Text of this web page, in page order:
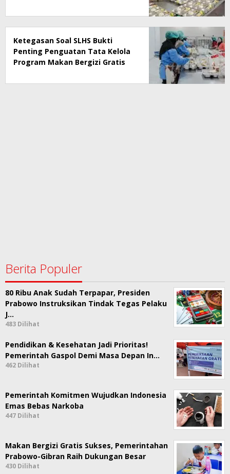
Ketegasan Soal SLHS Bukti
Penting Penguatan Tata Kelola
Program Makan Bergizi Gratis
Berita Populer
80 Ribu Anak Sudah Terpapar, Presiden
Prabowo Instruksikan Tindak Tegas Pelaku
J…
483 Dilihat
Pendidikan & Kesehatan Jadi Prioritas!
Pemerintah Gaspol Demi Masa Depan In…
462 Dilihat
Pemerintah Komitmen Wujudkan Indonesia
Emas Bebas Narkoba
447 Dilihat
Makan Bergizi Gratis Sukses, Pemerintahan
Prabowo-Gibran Raih Dukungan Besar
430 Dilihat